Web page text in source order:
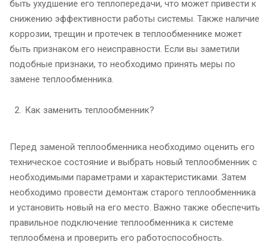
быть ухудшение его теплопередачи, что может привести к
снижению эффективности работы системы. Также наличие
коррозии, трещин и протечек в теплообменнике может
быть признаком его неисправности. Если вы заметили
подобные признаки, то необходимо принять меры по
замене теплообменника.
Как заменить теплообменник?
Перед заменой теплообменника необходимо оценить его
техническое состояние и выбрать новый теплообменник с
необходимыми параметрами и характеристиками. Затем
необходимо провести демонтаж старого теплообменника
и установить новый на его место. Важно также обеспечить
правильное подключение теплообменника к системе
теплообмена и проверить его работоспособность.